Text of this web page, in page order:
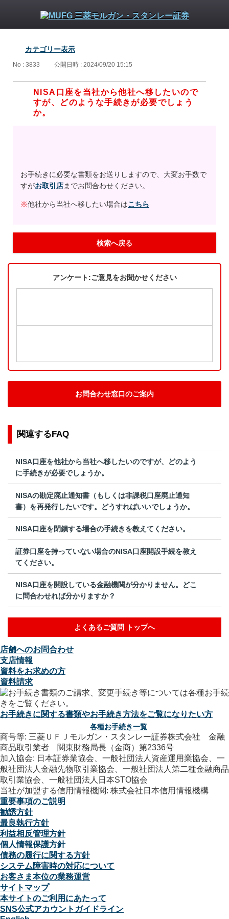
カテゴリー表示
No : 3833 公開日時 : 2024/09/20 15:15
NISA口座を当社から他社へ移したいので
すが、どのような手続きが必要でしょう
か。
お手続きに必要な書類をお送りしますので、大変お手数で
すがお取引店までお問合わせください。
※他社から当社へ移したい場合はこちら
検索へ戻る
アンケート:ご意見をお聞かせください
お問合わせ窓口のご案内
関連するFAQ
NISA口座を他社から当社へ移したいのですが、どのよう
に手続きが必要でしょうか。
NISAの勘定廃止通知書（もしくは非課税口座廃止通知
書）を再発行したいです。どうすればいいでしょうか。
NISA口座を閉鎖する場合の手続きを教えてください。
証券口座を持っていない場合のNISA口座開設手続を教え
てください。
NISA口座を開設している金融機関が分かりません。どこ
に問合わせれば分かりますか？
よくあるご質問 トップへ
店舗へのお問合わせ
支店情報
資料をお求めの方
資料請求
お手続きに関する書類やお手続き方法をご覧になりたい方
各種お手続き一覧
商号等: 三菱ＵＦＪモルガン・スタンレー証券株式会社 金融
商品取引業者 関東財務局長（金商）第2336号
加入協会: 日本証券業協会、一般社団法人資産運用業協会、一
般社団法人金融先物取引業協会、一般社団法人第二種金融商品
取引業協会、一般社団法人日本STO協会
当社が加盟する信用情報機関: 株式会社日本信用情報機構
重要事項のご説明
勧誘方針
最良執行方針
利益相反管理方針
個人情報保護方針
債務の履行に関する方針
システム障害時の対応について
お客さま本位の業務運営
サイトマップ
本サイトのご利用にあたって
SNS公式アカウントガイドライン